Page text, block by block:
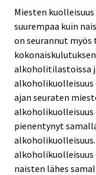
Miesten
suurempaa kuin
on seurannut
alkoholitilastoissa
alkoholikuolleisuus
ajan seuraten
alkoholikuolleisuus
pienentynyt
alkoholikuolleisuus
naisten lähes